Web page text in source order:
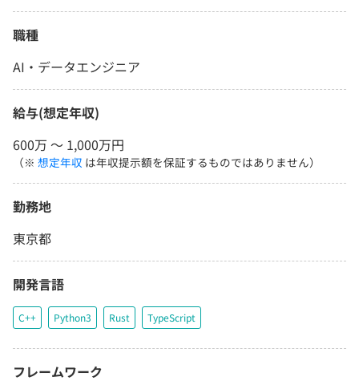
職種
AI・データエンジニア
給与(想定年収)
600万 〜 1,000万円
（※ 想定年収 は年収提示額を保証するものではありません）
勤務地
東京都
開発言語
C++ Python3 Rust TypeScript
フレームワーク